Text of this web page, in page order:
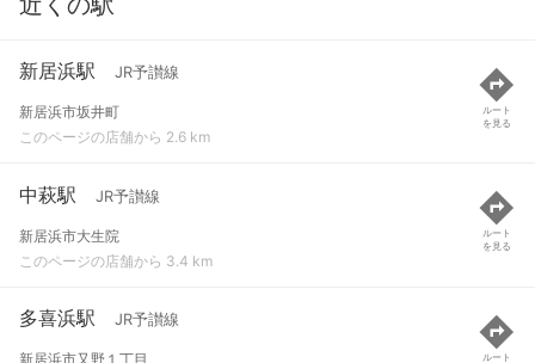
新居浜駅 JR予讃線
新居浜市坂井町
このページの店舗から 2.6 km
ルート
を見る
中萩駅 JR予讃線
新居浜市大生院
このページの店舗から 3.4 km
ルート
を見る
多喜浜駅 JR予讃線
新居浜市又野１丁目
ルート